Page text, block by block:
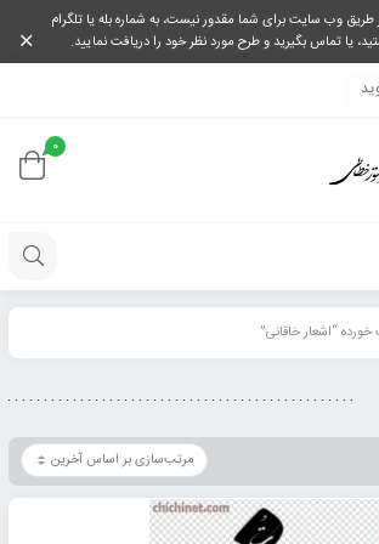
طریق وب سایت برای شما مقدور نیست، به شماره بله یا تلگرام
0
“اشعار خاقانی”